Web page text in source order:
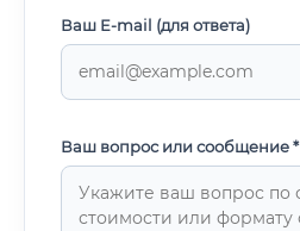
Ваш E-mail (для ответа)
Ваш вопрос или сообщение *